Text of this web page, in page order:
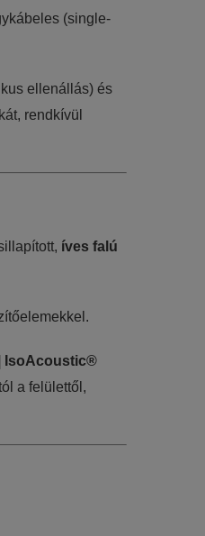
(single-
ellenállás) és
rendkívül
íves falú
IsoAcoustic®
a felülettől,